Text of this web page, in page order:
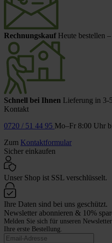
Rechnungskauf Heute bestellen
Schnell bei Ihnen Lieferung in 3-
Kontakt
0720 / 51 44 95 Mo–Fr 8:00 Uhr
Zum Kontaktformular
Sicher einkaufen
Unser Shop ist SSL verschlüsselt.
Ihre Daten sind bei uns geschützt.
Newsletter abonnieren & 10%
Melden Sie sich für unseren
Ihre erste Bestellung.